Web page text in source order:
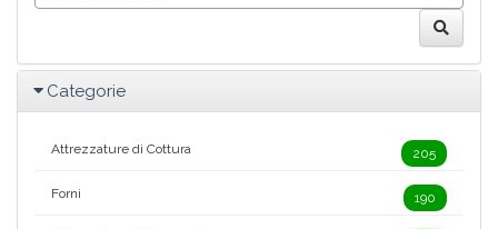
Categorie
Attrezzature di Cottura 205
Forni 190